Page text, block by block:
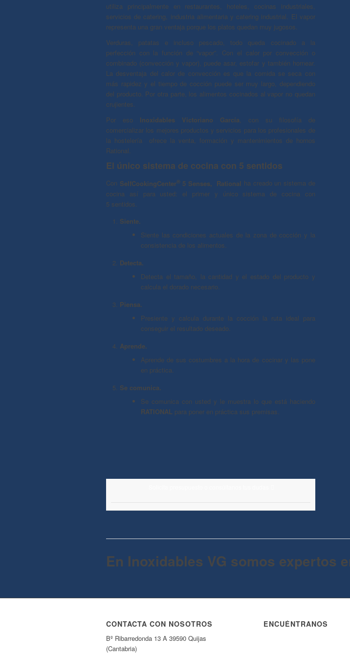
utiliza principalmente en restaurantes, hoteles, cocinas industriales,
servicios de catering, industria alimentaria y catering industrial. El vapor
representa una gran ventaja porque los platos quedan muy jugosos.
Verduras, patatas e incluso pescado, todo queda cocinado a la
perfección con la función de “vapor”. Con el calor por convección o
combinado (convección y vapor), puede asar, estofar y también hornear.
La desventaja del calor de convección es que la comida se seca con
más rapidez y el tiempo de cocción puede ser muy largo, dependiendo
del producto. Por otra parte, los alimentos cocinados al vapor no quedan
crujientes.
Por eso Inoxidables Victoriano García, con su filosofía de
comercializar los mejores productos y servicios para los profesionales de
la hostelería ofrece la venta, formación y mantenimientos de hornos
Rational.
El único sistema de cocina con 5 sentidos
Con SelfCookingCenter® 5 Senses, Rational ha creado un sistema de
cocina así para usted: el primer y único sistema de cocina con
5 sentidos.
Siente.
Siente las condiciones actuales de la zona de cocción y la
consistencia de los alimentos.
Detecta.
Detecta el tamaño, la cantidad y el estado del producto y
calcula el dorado necesario.
Piensa.
Presiente y calcula durante la cocción la ruta ideal para
conseguir el resultado deseado.
Aprende.
Aprende de sus costumbres a la hora de cocinar y las pone
en práctica.
Se comunica.
Se comunica con usted y le muestra lo que está haciendo
RATIONAL para poner en práctica sus premisas.
En Inoxidables VG somos expertos
CONTACTA CON NOSOTROS
Bº Ribarredonda 13 A 39590 Quijas
(Cantabria)
ENCUÉNTRANOS